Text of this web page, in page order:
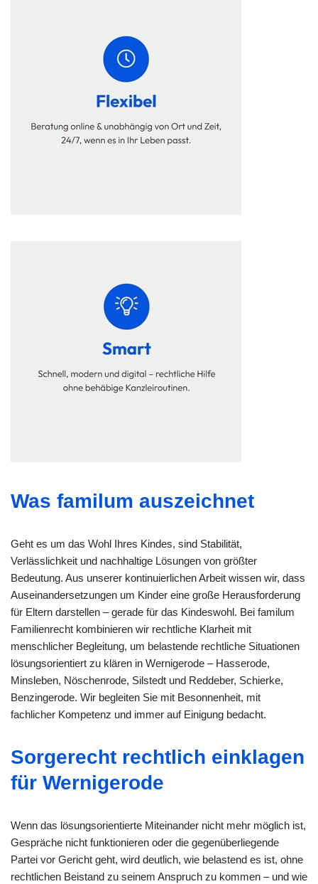
Was familum auszeichnet
Geht es um das Wohl Ihres Kindes, sind Stabilität,
Verlässlichkeit und nachhaltige Lösungen von größter
Bedeutung. Aus unserer kontinuierlichen Arbeit wissen wir, dass
Auseinandersetzungen um Kinder eine große Herausforderung
für Eltern darstellen – gerade für das Kindeswohl. Bei familum
Familienrecht kombinieren wir rechtliche Klarheit mit
menschlicher Begleitung, um belastende rechtliche Situationen
lösungsorientiert zu klären in Wernigerode – Hasserode,
Minsleben, Nöschenrode, Silstedt und Reddeber, Schierke,
Benzingerode. Wir begleiten Sie mit Besonnenheit, mit
fachlicher Kompetenz und immer auf Einigung bedacht.
Sorgerecht rechtlich einklagen
für Wernigerode
Wenn das lösungsorientierte Miteinander nicht mehr möglich ist,
Gespräche nicht funktionieren oder die gegenüberliegende
Partei vor Gericht geht, wird deutlich, wie belastend es ist, ohne
rechtlichen Beistand zu seinem Anspruch zu kommen – und wie